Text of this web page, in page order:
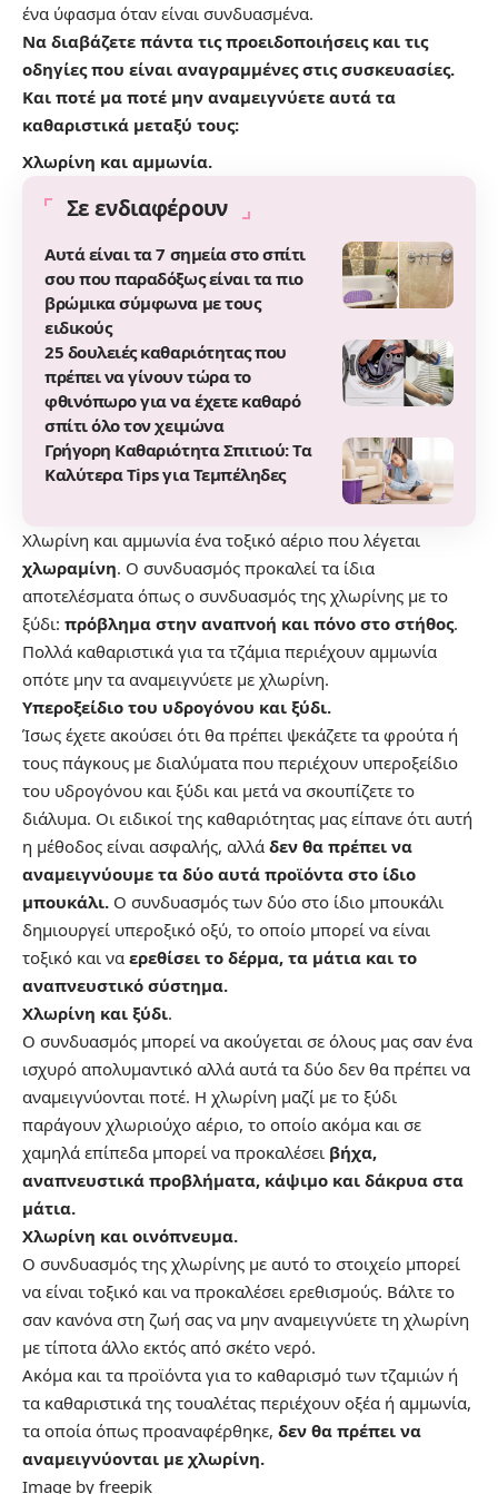
ένα ύφασμα όταν είναι συνδυασμένα.
Να διαβάζετε πάντα τις προειδοποιήσεις και τις
οδηγίες που είναι αναγραμμένες στις συσκευασίες.
Και ποτέ μα ποτέ μην αναμειγνύετε αυτά τα
καθαριστικά μεταξύ τους:
Χλωρίνη και αμμωνία.
Σε ενδιαφέρουν
Αυτά είναι τα 7 σημεία στο σπίτι
σου που παραδόξως είναι τα πιο
βρώμικα σύμφωνα με τους
ειδικούς
25 δουλειές καθαριότητας που
πρέπει να γίνουν τώρα το
φθινόπωρο για να έχετε καθαρό
σπίτι όλο τον χειμώνα
Γρήγορη Καθαριότητα Σπιτιού: Τα
Καλύτερα Tips για Τεμπέληδες
Χλωρίνη και αμμωνία ένα τοξικό αέριο που λέγεται
χλωραμίνη. Ο συνδυασμός προκαλεί τα ίδια
αποτελέσματα όπως ο συνδυασμός της χλωρίνης με το
ξύδι: πρόβλημα στην αναπνοή και πόνο στο στήθος.
Πολλά καθαριστικά για τα τζάμια περιέχουν αμμωνία
οπότε μην τα αναμειγνύετε με χλωρίνη.
Υπεροξείδιο του υδρογόνου και ξύδι.
Ίσως έχετε ακούσει ότι θα πρέπει ψεκάζετε τα φρούτα ή
τους πάγκους με διαλύματα που περιέχουν υπεροξείδιο
του υδρογόνου και ξύδι και μετά να σκουπίζετε το
διάλυμα. Οι ειδικοί της καθαριότητας μας είπανε ότι αυτή
η μέθοδος είναι ασφαλής, αλλά δεν θα πρέπει να
αναμειγνύουμε τα δύο αυτά προϊόντα στο ίδιο
μπουκάλι. Ο συνδυασμός των δύο στο ίδιο μπουκάλι
δημιουργεί υπεροξικό οξύ, το οποίο μπορεί να είναι
τοξικό και να ερεθίσει το δέρμα, τα μάτια και το
αναπνευστικό σύστημα.
Χλωρίνη και ξύδι.
Ο συνδυασμός μπορεί να ακούγεται σε όλους μας σαν ένα
ισχυρό απολυμαντικό αλλά αυτά τα δύο δεν θα πρέπει να
αναμειγνύονται ποτέ. Η χλωρίνη μαζί με το ξύδι
παράγουν χλωριούχο αέριο, το οποίο ακόμα και σε
χαμηλά επίπεδα μπορεί να προκαλέσει βήχα,
αναπνευστικά προβλήματα, κάψιμο και δάκρυα στα
μάτια.
Χλωρίνη και οινόπνευμα.
Ο συνδυασμός της χλωρίνης με αυτό το στοιχείο μπορεί
να είναι τοξικό και να προκαλέσει ερεθισμούς. Βάλτε το
σαν κανόνα στη ζωή σας να μην αναμειγνύετε τη χλωρίνη
με τίποτα άλλο εκτός από σκέτο νερό.
Ακόμα και τα προϊόντα για το καθαρισμό των τζαμιών ή
τα καθαριστικά της τουαλέτας περιέχουν οξέα ή αμμωνία,
τα οποία όπως προαναφέρθηκε, δεν θα πρέπει να
αναμειγνύονται με χλωρίνη.
Image by freepik